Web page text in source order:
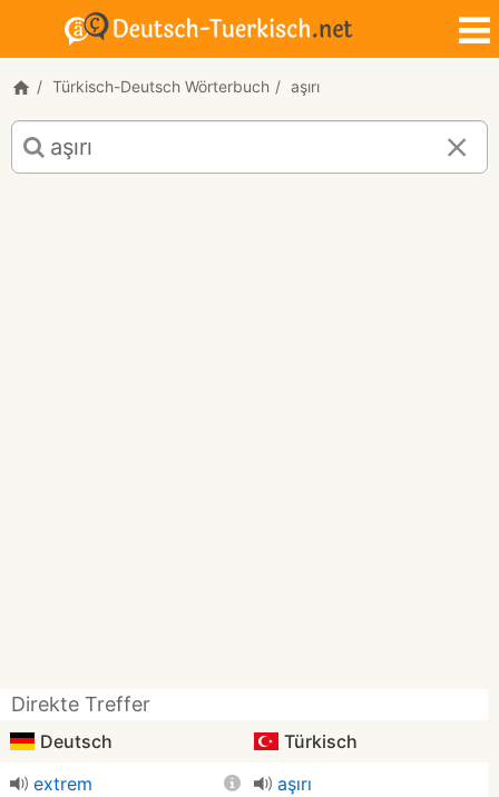
Türkisch-Deutsch Wörterbuch aşırı
Türkisch-
Deutsch
Übersetzung
Direkte Treffer
Deutsch
Türkisch
extrem
aşırı